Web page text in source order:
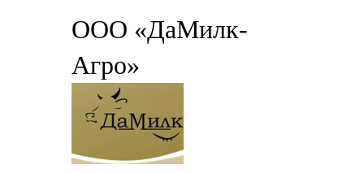
ООО «ДаМилк-
Агро»